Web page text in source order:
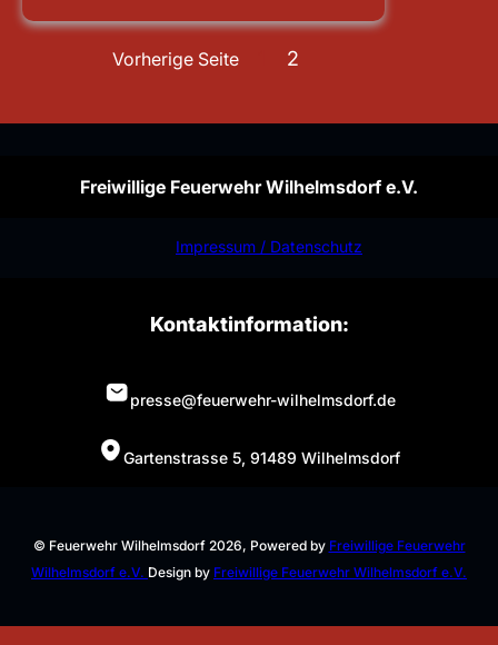
Notstrom
Vorherige Seite 2
Freiwillige Feuerwehr Wilhelmsdorf e.V.
Impressum / Datenschutz
Kontaktinformation:
presse@feuerwehr-wilhelmsdorf.de
Gartenstrasse 5, 91489 Wilhelmsdorf
© Feuerwehr Wilhelmsdorf 2026, Powered by Freiwillige Feuerwehr
Wilhelmsdorf e.V. Design by Freiwillige Feuerwehr Wilhelmsdorf e.V.